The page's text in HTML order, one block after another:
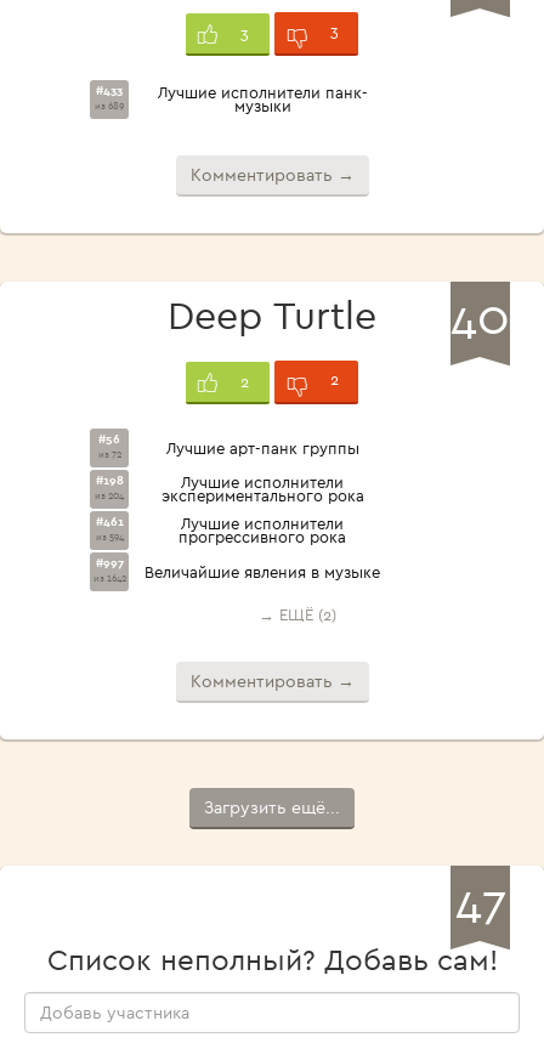
3 3
#433
из 689
Лучшие исполнители панк-
музыки
Комментировать →
40
Deep Turtle
2 2
#56
из 72 Лучшие арт-панк группы
#198
из 204
Лучшие исполнители
экспериментального рока
#461
из 594
Лучшие исполнители
прогрессивного рока
#997
из 1642 Величайшие явления в музыке
→ ЕЩЁ (2)
Комментировать →
Загрузить ещё...
47
Список неполный? Добавь сам!